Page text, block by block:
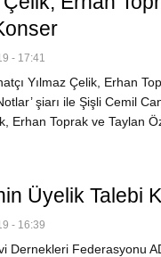
- 17:41
Yılmaz Çelik, Erhan
şiarı ile Şişli Cemil
Erhan Toprak ve Taylan
Üyelik Talebi
- 16:39
Dernekleri Federasyonu